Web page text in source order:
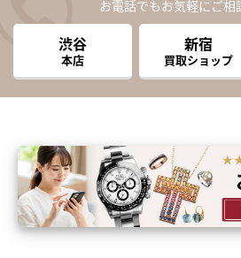
お電話でもお気軽にご相
渋谷
本店
新宿
買取ショップ